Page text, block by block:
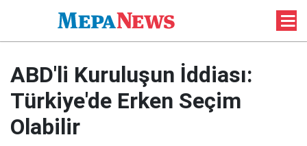
ABD'li Kuruluşun İddiası:
Türkiye'de Erken Seçim
Olabilir